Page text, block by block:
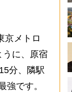
京メトロ
に、原宿
分、隣駅
強です。